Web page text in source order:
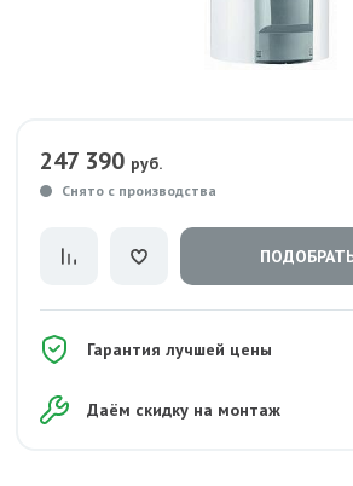
247 390 руб.
Снято с производства
Гарантия лучшей цены
Даём скидку на монтаж